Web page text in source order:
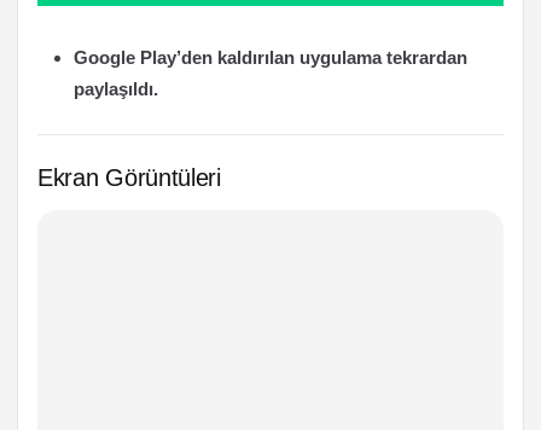
Google Play’den kaldırılan uygulama tekrardan
paylaşıldı.
Ekran Görüntüleri